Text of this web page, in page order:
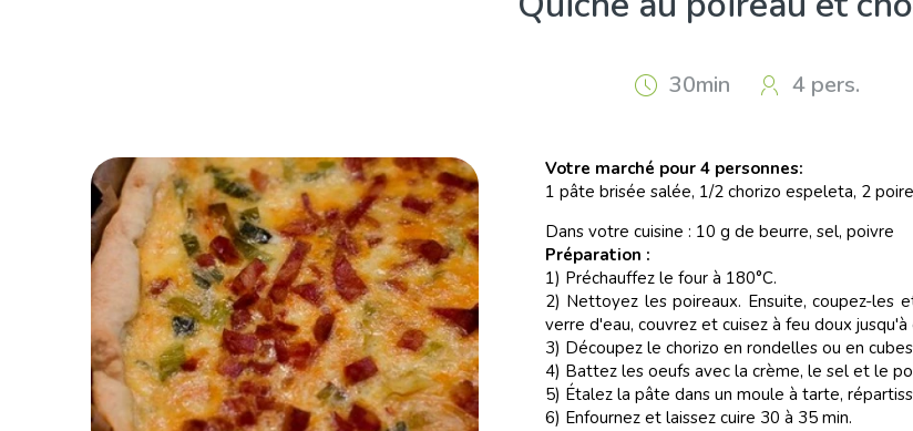
30min 4 pers.
Votre marché pour 4 personnes:
1 pâte brisée salée, 1/2 chorizo espeleta, 2
Dans votre cuisine : 10 g de beurre, sel, poivre
Préparation :
1) Préchauffez le four à 180°C.
2) Nettoyez les poireaux. Ensuite, coupez-les
verre d'eau, couvrez et cuisez à feu doux
3) Découpez le chorizo en rondelles ou en
4) Battez les oeufs avec la crème, le sel et le
5) Étalez la pâte dans un moule à tarte,
6) Enfournez et laissez cuire 30 à 35 min.